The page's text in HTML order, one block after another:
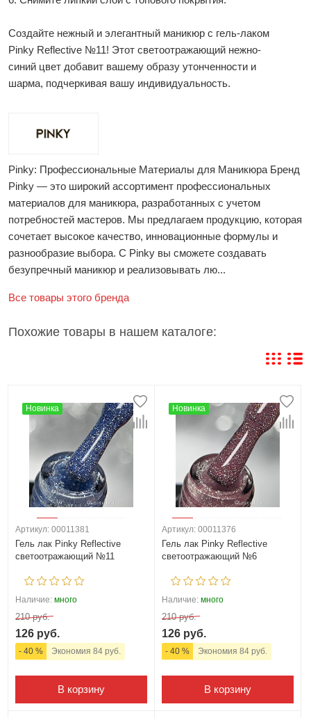
Создайте нежный и элегантный маникюр с гель-лаком
Pinky Reflective №11! Этот светоотражающий нежно-
синий цвет добавит вашему образу утонченности и
шарма, подчеркивая вашу индивидуальность.
Pinky: Профессиональные Материалы для Маникюра Бренд
Pinky — это широкий ассортимент профессиональных
материалов для маникюра, разработанных с учетом
потребностей мастеров. Мы предлагаем продукцию, которая
сочетает высокое качество, инновационные формулы и
разнообразие выбора. С Pinky вы сможете создавать
безупречный маникюр и реализовывать лю...
Все товары этого бренда
Похожие товары в нашем каталоге:
Новинка
Артикул: 00011381
Гель лак Pinky Reflective
светоотражающий №11
Наличие: много
210 руб.
126 руб.
- 40 % Экономия 84 руб.
В корзину
Новинка
Артикул: 00011376
Гель лак Pinky Reflective
светоотражающий №6
Наличие: много
210 руб.
126 руб.
- 40 % Экономия 84 руб.
В корзину